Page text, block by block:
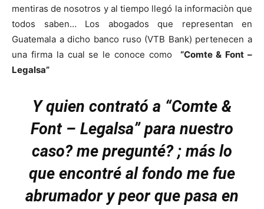
mentiras de nosotros y al tiempo llegó la informaciòn que
todos saben… Los abogados que representan en
Guatemala a dicho banco ruso (VTB Bank) pertenecen a
una firma la cual se le conoce como “Comte & Font –
Legalsa”
Y quien contrató a “Comte &
Font – Legalsa” para nuestro
caso? me pregunté? ; más lo
que encontré al fondo me fue
abrumador y peor que pasa en